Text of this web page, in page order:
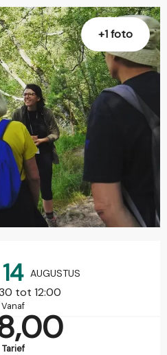
+1 foto
14 AUGUSTUS
tot 12:00
Vanaf
Tarief